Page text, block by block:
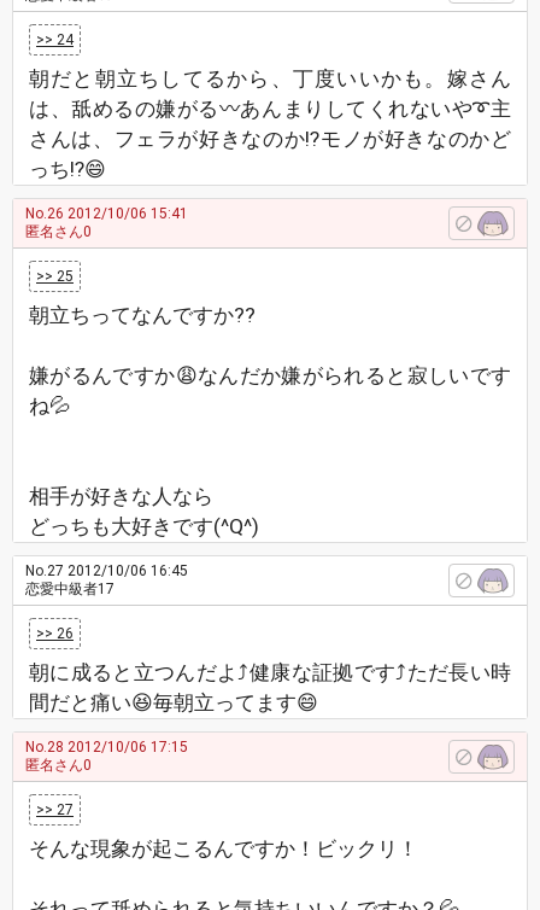
>> 24
朝だと朝立ちしてるから、丁度いいかも。嫁さん
は、舐めるの嫌がる〰あんまりしてくれないや➰主
さんは、フェラが好きなのか⁉モノが好きなのかど
っち⁉😄
No.26 2012/10/06 15:41
匿名さん0
>> 25
朝立ちってなんですか??
嫌がるんですか😩なんだか嫌がられると寂しいです
ね💦
相手が好きな人なら
どっちも大好きです(^Q^)
No.27 2012/10/06 16:45
恋愛中級者17
>> 26
朝に成ると立つんだよ⤴健康な証拠です⤴ただ長い時
間だと痛い😆毎朝立ってます😄
No.28 2012/10/06 17:15
匿名さん0
>> 27
そんな現象が起こるんですか！ビックリ！